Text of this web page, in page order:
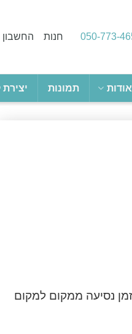
050-773- חנות החשבון
אודות תמונות
נסיעה ממקום למקום